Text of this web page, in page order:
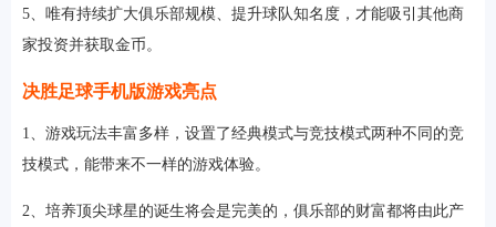
5、唯有持续扩大俱乐部规模、提升球队知名度，才能吸引其他商
家投资并获取金币。
决胜足球手机版游戏亮点
1、游戏玩法丰富多样，设置了经典模式与竞技模式两种不同的竞
技模式，能带来不一样的游戏体验。
2、培养顶尖球星的诞生将会是完美的，俱乐部的财富都将由此产